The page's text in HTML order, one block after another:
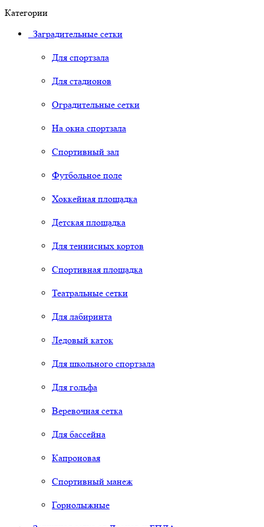
Категории
Заградительные сетки
Для спортзала
Для стадионов
Оградительные сетки
На окна спортзала
Спортивный зал
Футбольное поле
Хоккейная площадка
Детская площадка
Для теннисных кортов
Спортивная площадка
Театральные сетки
Для лабиринта
Ледовый каток
Для школьного спортзала
Для гольфа
Веревочная сетка
Для бассейна
Капроновая
Спортивный манеж
Горнолыжные